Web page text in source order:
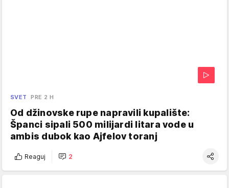
SVET PRE 2 H
Od džinovske rupe napravili kupalište:
Španci sipali 500 milijardi litara vode u
ambis dubok kao Ajfelov toranj
Reaguj 2